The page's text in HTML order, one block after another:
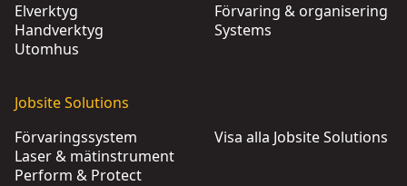
Elverktyg
Handverktyg
Utomhus
Förvaring & organisering
Systems
Jobsite Solutions
Förvaringssystem
Laser & mätinstrument
Perform & Protect
Visa alla Jobsite Solutions